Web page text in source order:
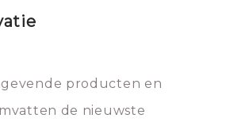
vervangen moet worden.
u gemakkelijk kunt
producten en
de nieuwste